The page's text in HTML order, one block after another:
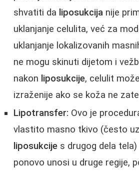
shvatiti da liposukcija nije
uklanjanje celulita, već za
uklanjanje lokalizovanih
ne mogu skinuti dijetom i
nakon liposukcije, celulit
izraženije ako se koža ne
Lipotransfer: Ovo je
vlastito masno tkivo (često
liposukcije s drugog dela
ponovo unosi u druge regije,